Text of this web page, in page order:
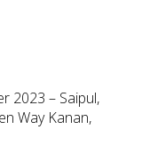
2023 – Saipul,
Way Kanan,